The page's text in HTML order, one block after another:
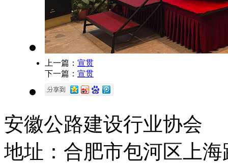
上一篇： 宣贯
下一篇： 宣贯
安徽公路建设行业协会
地址：合肥市包河区上